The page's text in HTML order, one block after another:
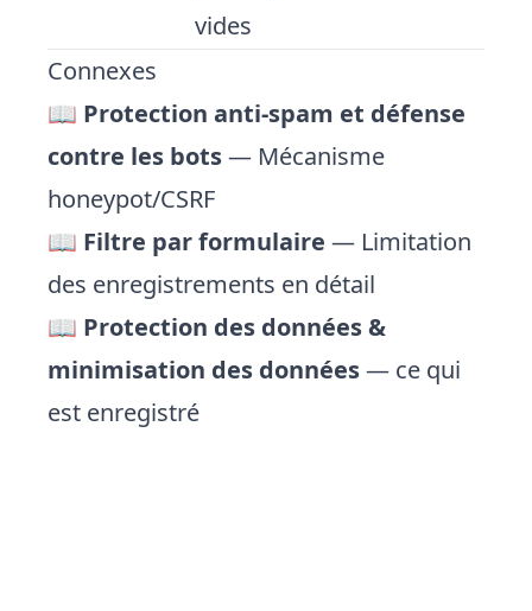
vides
Connexes
📖 Protection anti-spam et défense
contre les bots— Mécanisme
honeypot/CSRF
📖 Filtre par formulaire — Limitation
des enregistrements en détail
📖 Protection des données &
minimisation des données— ce qui
est enregistré